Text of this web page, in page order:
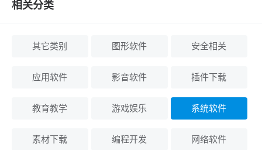
相关分类
其它类别 图形软件 安全相关
应用软件 影音软件 插件下载
教育教学 游戏娱乐 系统软件
素材下载 编程开发 网络软件